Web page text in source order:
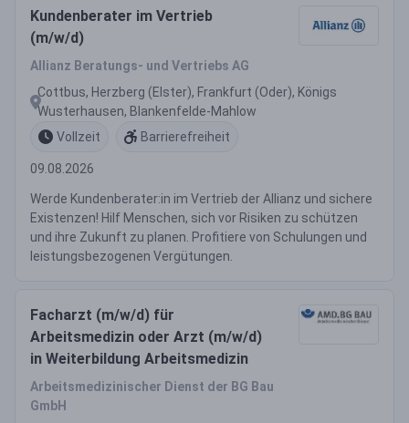
Kundenberater im Vertrieb
(m/w/d)
Allianz Beratungs- und Vertriebs AG
Cottbus, Herzberg (Elster), Frankfurt (Oder), Königs
Wusterhausen, Blankenfelde-Mahlow
Vollzeit
Barrierefreiheit
09.08.2026
Werde Kundenberater:in im Vertrieb der Allianz und sichere
Existenzen! Hilf Menschen, sich vor Risiken zu schützen
und ihre Zukunft zu planen. Profitiere von Schulungen und
leistungsbezogenen Vergütungen.
Facharzt (m/w/d) für
Arbeitsmedizin oder Arzt (m/w/d)
in Weiterbildung Arbeitsmedizin
Arbeitsmedizinischer Dienst der BG Bau
GmbH